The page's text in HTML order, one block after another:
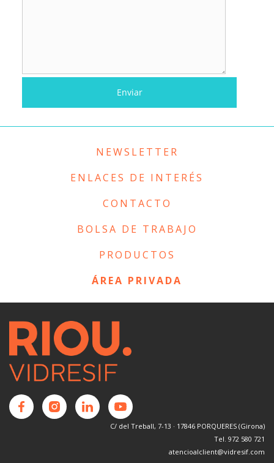
NEWSLETTER
ENLACES DE INTERÉS
CONTACTO
BOLSA DE TRABAJO
PRODUCTOS
ÁREA PRIVADA
C/ del Treball, 7-13 · 17846 PORQUERES (Girona)
Tel. 972 580 721
atencioalclient@vidresif.com